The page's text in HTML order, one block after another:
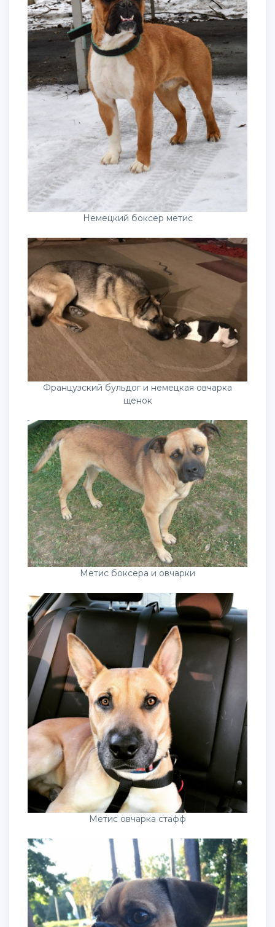
Немецкий боксер метис
Французский бульдог и немецкая овчарка
щенок
Метис боксера и овчарки
Метис овчарка стафф